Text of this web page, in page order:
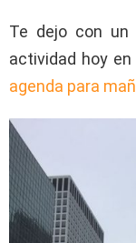
Te dejo con un
actividad hoy en
agenda para